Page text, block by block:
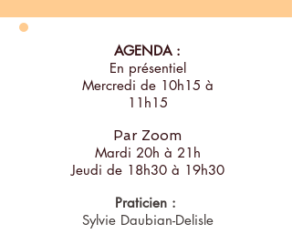
AGENDA :
En présentiel
Mercredi de 10h15 à
11h15
Par Zoom
Mardi 20h à 21h
Jeudi de 18h30 à 19h30
Praticien :
Sylvie Daubian-Delisle